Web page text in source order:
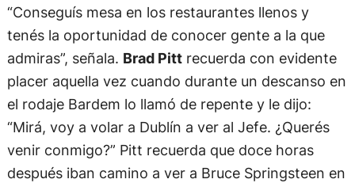
“Conseguís mesa en los restaurantes llenos y
tenés la oportunidad de conocer gente a la que
admiras”, señala. Brad Pittrecuerda con evidente
placer aquella vez cuando durante un descanso en
el rodaje Bardem lo llamó de repente y le dijo:
“Mirá, voy a volar a Dublín a ver al Jefe. ¿Querés
venir conmigo?” Pitt recuerda que doce horas
después iban camino a ver a Bruce Springsteen en